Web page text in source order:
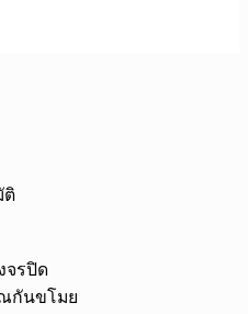
ติ
จรปิด
กันขโมย